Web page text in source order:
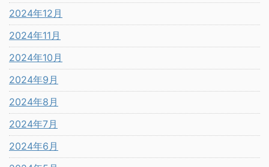
2024年12月
2024年11月
2024年10月
2024年9月
2024年8月
2024年7月
2024年6月